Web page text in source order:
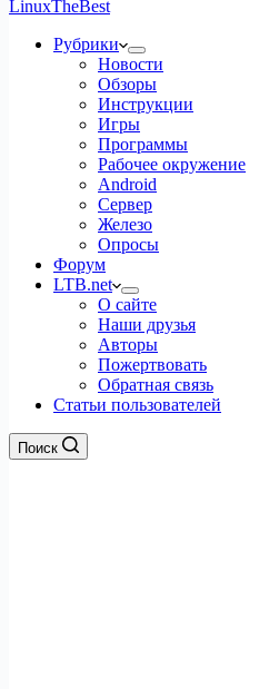
LinuxTheBest
Рубрики
Новости
Обзоры
Инструкции
Игры
Программы
Рабочее окружение
Android
Сервер
Железо
Опросы
Форум
LTB.net
О сайте
Наши друзья
Авторы
Пожертвовать
Обратная связь
Статьи пользователей
Поиск